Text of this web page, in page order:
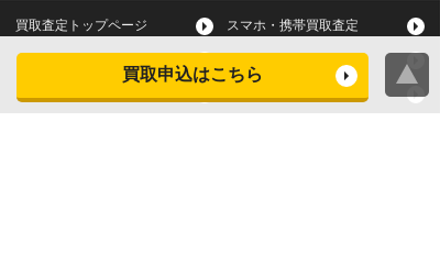
買取申込はこちら
買取査定トップページ スマホ・携帯買取査定
タブレット買取査定
スマートウォッチ買取査定